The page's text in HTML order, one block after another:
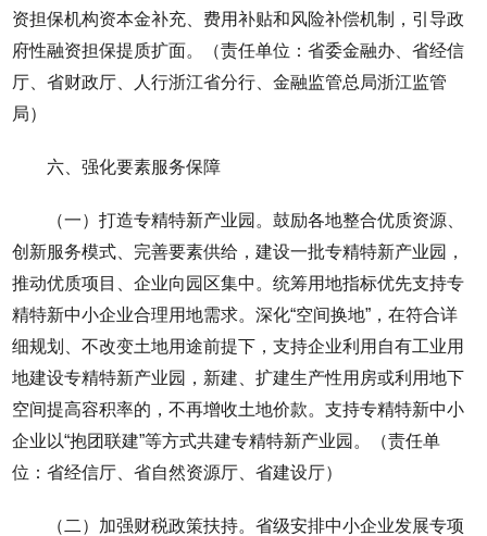
资担保机构资本金补充、费用补贴和风险补偿机制，引导政
府性融资担保提质扩面。（责任单位：省委金融办、省经信
厅、省财政厅、人行浙江省分行、金融监管总局浙江监管
局）
六、强化要素服务保障
（一）打造专精特新产业园。鼓励各地整合优质资源、
创新服务模式、完善要素供给，建设一批专精特新产业园，
推动优质项目、企业向园区集中。统筹用地指标优先支持专
精特新中小企业合理用地需求。深化“空间换地”，在符合详
细规划、不改变土地用途前提下，支持企业利用自有工业用
地建设专精特新产业园，新建、扩建生产性用房或利用地下
空间提高容积率的，不再增收土地价款。支持专精特新中小
企业以“抱团联建”等方式共建专精特新产业园。（责任单
位：省经信厅、省自然资源厅、省建设厅）
（二）加强财税政策扶持。省级安排中小企业发展专项